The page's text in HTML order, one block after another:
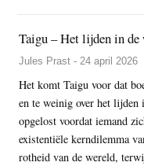
Taigu – Het lijden in de
Jules Prast - 24 april 2026
Het komt Taigu voor dat
en te weinig over het lijden
opgelost voordat iemand
existentiële kerndilemma
rotheid van de wereld,